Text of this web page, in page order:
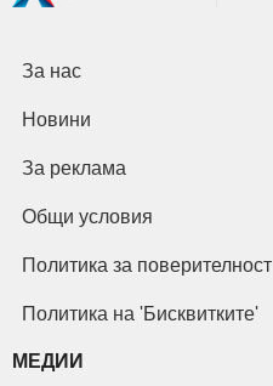
За нас
Новини
За реклама
Общи условия
Политика за поверителност
Политика на 'Бисквитките'
МЕДИИ